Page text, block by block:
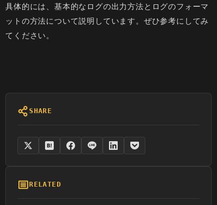
具体的には、基本的なログの出力方法とログのフォーマ
ットの方法について説明しています。ぜひ参考にしてみ
てください。
SHARE
RELATED